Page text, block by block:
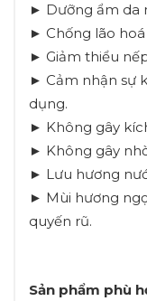
► Dưỡng ẩm da
► Chống lão
► Giảm thiểu
► Cảm nhận sự
dụng.
► Không gây
► Không gây
► Lưu hương
► Mùi hương
quyến rũ.
Sản phẩm phù